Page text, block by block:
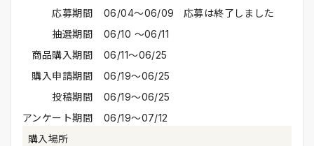
応募期間
06/04〜06/09 応募は終了しました
抽選期間
06/10 〜06/11
商品購入期間
06/11〜06/25
購入申請期間
06/19〜06/25
投稿期間
06/19〜06/25
アンケート期間
06/19〜07/12
購入場所